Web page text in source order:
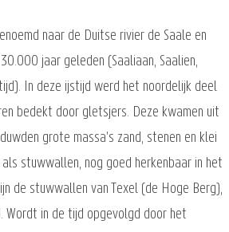
naar de Duitse rivier de Saale en
jaar geleden (Saaliaan, Saalien,
In deze ijstijd werd het noordelijk deel
bedekt door gletsjers. Deze kwamen uit
grote massa's zand, stenen en klei
als stuwwallen, nog goed herkenbaar in het
de stuwwallen van Texel (de Hoge Berg),
Wordt in de tijd opgevolgd door het